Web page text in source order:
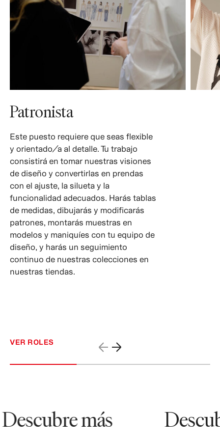
Patronista
Este puesto requiere que seas flexible
y orientado/a al detalle. Tu trabajo
consistirá en tomar nuestras visiones
de diseño y convertirlas en prendas
con el ajuste, la silueta y la
funcionalidad adecuados. Harás tablas
de medidas, dibujarás y modificarás
patrones, montarás muestras en
modelos y maniquíes con tu equipo de
diseño, y harás un seguimiento
continuo de nuestras colecciones en
nuestras tiendas.
VER ROLES
más